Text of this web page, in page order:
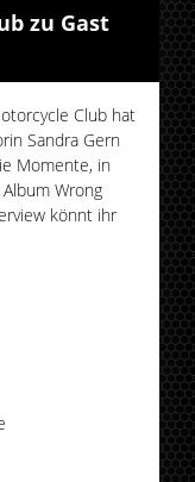
zu Gast
Club hat
Sandra Gern
Momente, in
Wrong
könnt ihr